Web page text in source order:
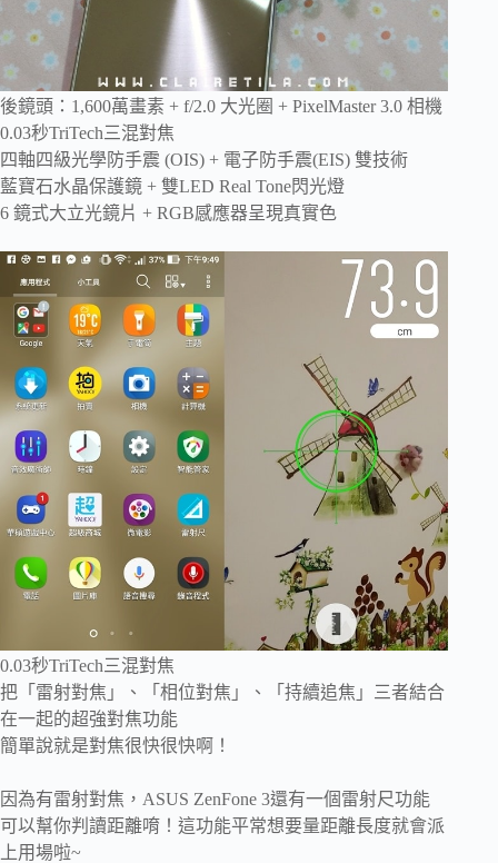
後鏡頭：1,600萬畫素 + f/2.0 大光圈 + PixelMaster 3.0 相機
0.03秒TriTech三混對焦
四軸四級光學防手震 (OIS) + 電子防手震(EIS) 雙技術
藍寶石水晶保護鏡 + 雙LED Real Tone閃光燈
6 鏡式大立光鏡片 + RGB感應器呈現真實色
0.03秒TriTech三混對焦
把「雷射對焦」、「相位對焦」、「持續追焦」三者結合
在一起的超強對焦功能
簡單說就是對焦很快很快啊！
因為有雷射對焦，ASUS ZenFone 3還有一個雷射尺功能
可以幫你判讀距離唷！這功能平常想要量距離長度就會派
上用場啦~